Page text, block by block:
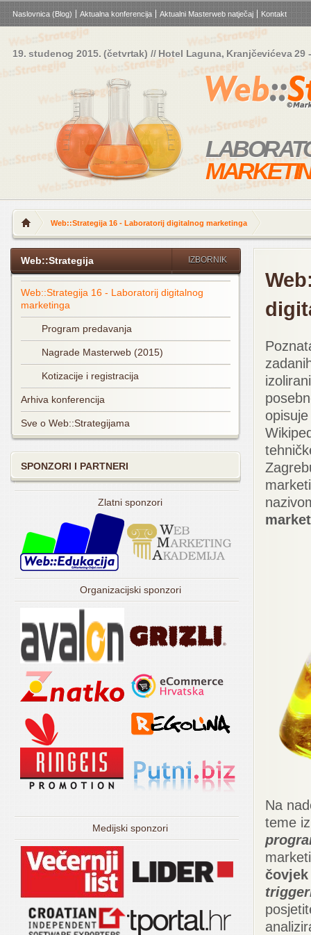
Naslovnica (Blog) Aktualna konferencija Aktualni Masterweb natječaj Kontakt
19. studenog 2015. (četvrtak) // Hotel Laguna, Kranjčevićeva 29
Web::Strategija 16 - Laboratorij digitalnog marketinga
Na
teme
IZBORNIK
Web::Strategija
Web::Strategija 16 - Laboratorij digitalnog
marketinga
Program predavanja
Nagrade Masterweb (2015)
Kotizacije i registracija
Arhiva konferencija
Sve o Web::Strategijama
SPONZORI I PARTNERI
Zlatni sponzori
Organizacijski sponzori
Medijski sponzori